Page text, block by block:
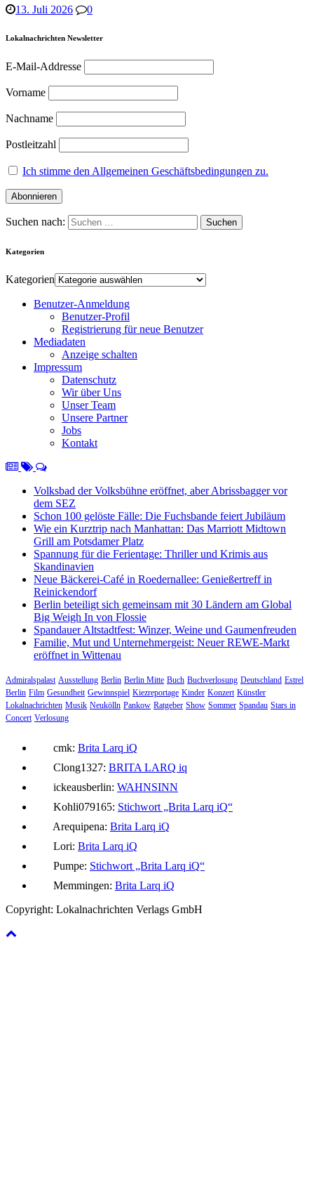
13. Juli 2026 0
Lokalnachrichten Newsletter
E-Mail-Addresse
Vorname
Nachname
Postleitzahl
Ich stimme den Allgemeinen Geschäftsbedingungen zu.
Suchen nach:
Kategorien
Kategorien
Benutzer-Anmeldung
Benutzer-Profil
Registrierung für neue Benutzer
Mediadaten
Anzeige schalten
Impressum
Datenschutz
Wir über Uns
Unser Team
Unsere Partner
Jobs
Kontakt
Volksbad der Volksbühne eröffnet, aber Abrissbagger vor
dem SEZ
Schon 100 gelöste Fälle: Die Fuchsbande feiert Jubiläum
Wie ein Kurztrip nach Manhattan: Das Marriott Midtown
Grill am Potsdamer Platz
Spannung für die Ferientage: Thriller und Krimis aus
Skandinavien
Neue Bäckerei-Café in Roedernallee: Genießertreff in
Reinickendorf
Berlin beteiligt sich gemeinsam mit 30 Ländern am Global
Big Weigh In von Flossie
Spandauer Altstadtfest: Winzer, Weine und Gaumenfreuden
Familie, Mut und Unternehmergeist: Neuer REWE-Markt
eröffnet in Wittenau
Admiralspalast Ausstellung Berlin Berlin Mitte Buch Buchverlosung Deutschland Estrel
Berlin Film Gesundheit Gewinnspiel Kiezreportage Kinder Konzert Künstler
Lokalnachrichten Musik Neukölln Pankow Ratgeber Show Sommer Spandau Stars in
Concert Verlosung
cmk: Brita Larq iQ
Clong1327: BRITA LARQ iq
ickeausberlin: WAHNSINN
Kohli079165: Stichwort „Brita Larq iQ“
Arequipena: Brita Larq iQ
Lori: Brita Larq iQ
Pumpe: Stichwort „Brita Larq iQ“
Memmingen: Brita Larq iQ
Copyright: Lokalnachrichten Verlags GmbH